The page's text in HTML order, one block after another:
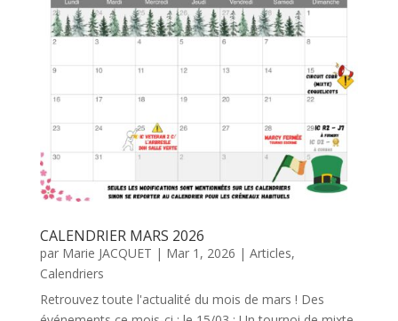
CALENDRIER MARS 2026
par Marie JACQUET | Mar 1, 2026 | Articles,
Calendriers
Retrouvez toute l'actualité du mois de mars ! Des